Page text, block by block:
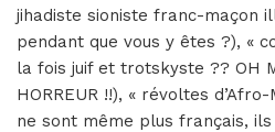
jihadiste sioniste franc-maçon
pendant que vous y êtes ?), «
la fois juif et trotskyste ?? OH
HORREUR !!), « révoltes
ne sont même plus français,